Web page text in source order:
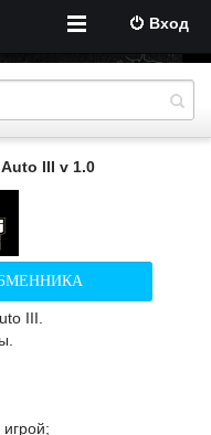
Вход
III v 1.0
III.